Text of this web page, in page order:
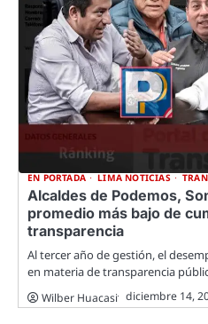
EN PORTADA LIMA NOTICIAS
Alcaldes de Podemos,
promedio más bajo de
transparencia
Al tercer año de gestión, el
en materia de transparencia
Wilber Huacasi diciembre 14,